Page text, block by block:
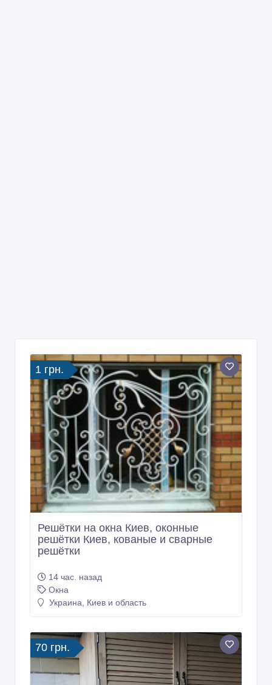
1 грн.
Решётки на окна Киев, оконные
решётки Киев, кованые и сварные
решётки
14 час. назад
Окна
Украина, Киев и область
70 грн.